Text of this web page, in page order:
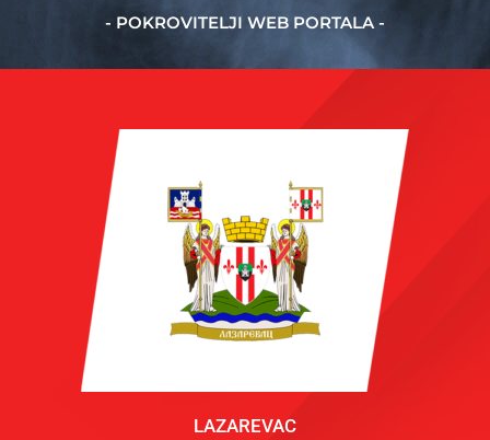
- POKROVITELJI WEB PORTALA -
LAZAREVAC